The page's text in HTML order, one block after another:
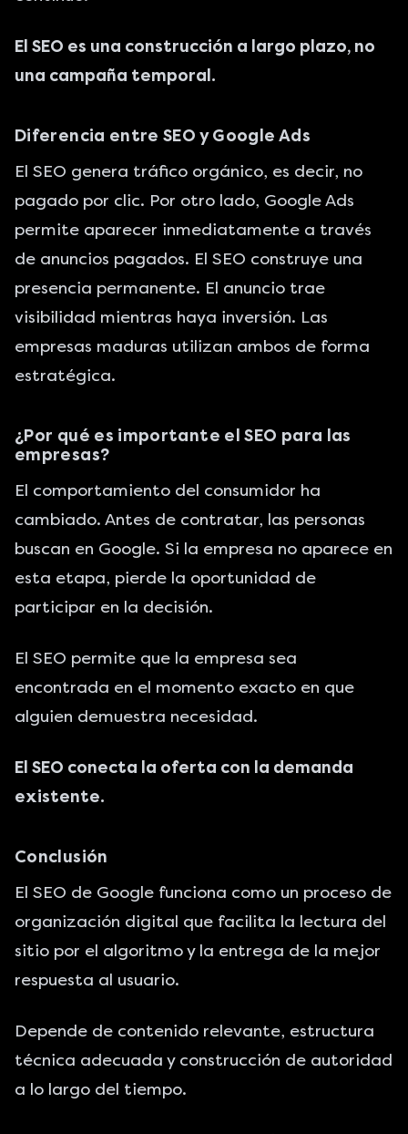
El SEO es una construcción a largo plazo, no
una campaña temporal.
Diferencia entre SEO y Google Ads
El SEO genera tráfico orgánico, es decir, no
pagado por clic. Por otro lado, Google Ads
permite aparecer inmediatamente a través
de anuncios pagados. El SEO construye una
presencia permanente. El anuncio trae
visibilidad mientras haya inversión. Las
empresas maduras utilizan ambos de forma
estratégica.
¿Por qué es importante el SEO para las
empresas?
El comportamiento del consumidor ha
cambiado. Antes de contratar, las personas
buscan en Google. Si la empresa no aparece en
esta etapa, pierde la oportunidad de
participar en la decisión.
El SEO permite que la empresa sea
encontrada en el momento exacto en que
alguien demuestra necesidad.
El SEO conecta la oferta con la demanda
existente.
Conclusión
El SEO de Google funciona como un proceso de
organización digital que facilita la lectura del
sitio por el algoritmo y la entrega de la mejor
respuesta al usuario.
Depende de contenido relevante, estructura
técnica adecuada y construcción de autoridad
a lo largo del tiempo.